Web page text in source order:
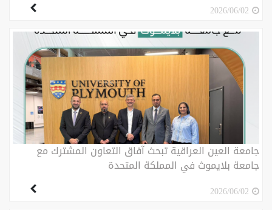
2026/06/02
جامعة العين العراقية تبحث آفاق التعاون المشترك مع
جامعة بلايموث في المملكة المتحدة
2026/06/02